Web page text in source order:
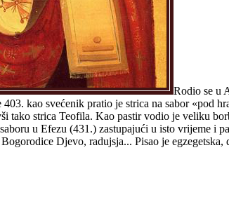
Rodio se u
kao svećenik pratio je strica na sabor «pod
tako strica Teofila. Kao pastir vodio je veliku
u Efezu (431.) zastupajući u isto vrijeme i
Djevo, radujsja... Pisao je